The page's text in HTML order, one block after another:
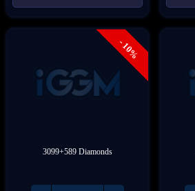
- 10%
3099+589 Diamonds